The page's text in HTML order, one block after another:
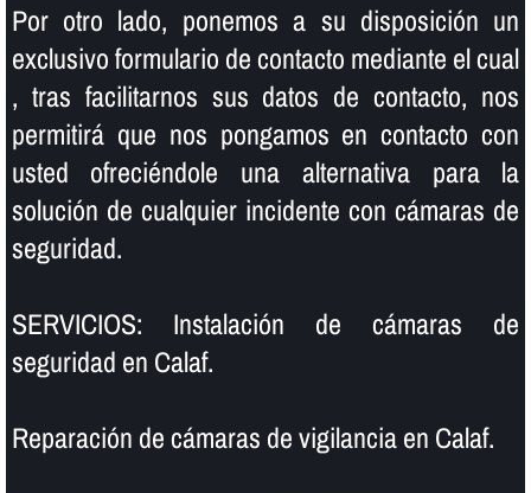
Por otro lado, ponemos a su disposición un
exclusivo formulario de contacto mediante el cual
, tras facilitarnos sus datos de contacto, nos
permitirá que nos pongamos en contacto con
usted ofreciéndole una alternativa para la
solución de cualquier incidente con cámaras de
seguridad.
SERVICIOS: Instalación de cámaras de
seguridad en Calaf.
Reparación de cámaras de vigilancia en Calaf.